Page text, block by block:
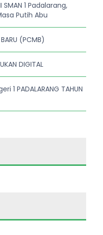
1 Padalarang,
Putih Abu
(PCMB)
DIGITAL
1 PADALARANG TAHUN